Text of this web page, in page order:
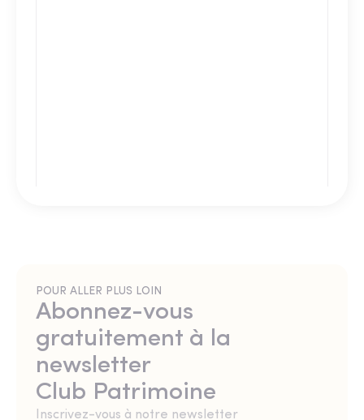
POUR ALLER PLUS LOIN
Abonnez-vous
gratuitement à la
newsletter
Club Patrimoine
Inscrivez-vous à notre newsletter